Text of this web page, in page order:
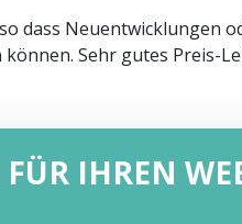
dass Neuentwicklungen
Sehr gutes Preis-
IHREN